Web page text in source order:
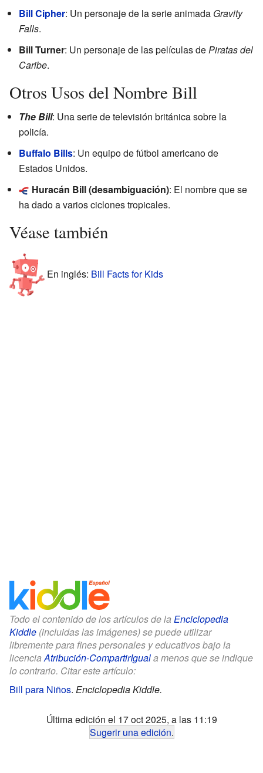
Bill Cipher: Un personaje de la serie animada Gravity
Falls.
Bill Turner: Un personaje de las películas dePiratas del
Caribe.
Otros Usos del Nombre Bill
The Bill: Una serie de televisión británica sobre la
policía.
Buffalo Bills: Un equipo de fútbol americano de
Estados Unidos.
Huracán Bill(desambiguación): El nombre que se
ha dado a varios ciclones tropicales.
Véase también
En inglés: Bill Facts for Kids
Todo el contenido de los artículos de la Enciclopedia
Kiddle (incluidas las imágenes) se puede utilizar
libremente para fines personales y educativos bajo la
licenciaAtribución-CompartirIguala menos que se indique
lo contrario. Citar este artículo:
Bill para Niños. Enciclopedia Kiddle.
Última edición el 17 oct 2025, a las 11:19
Sugerir una edición.